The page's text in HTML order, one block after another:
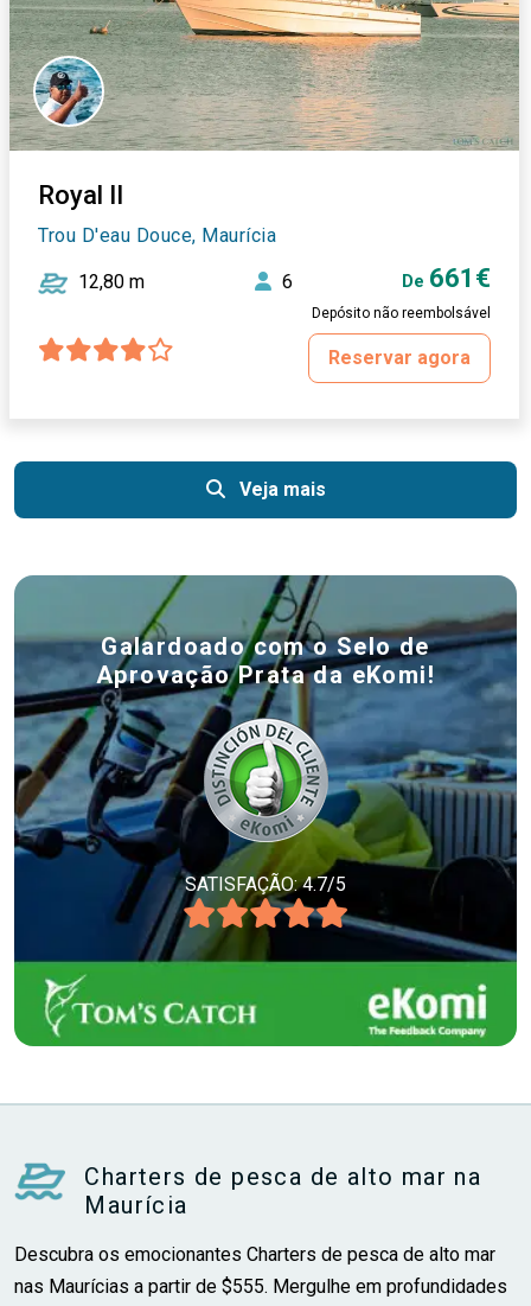
Royal II
Trou D'eau Douce, Maurícia
12,80 m 6 De 661€
Depósito não reembolsável
Reservar agora
Veja mais
Galardoado com o Selo de
Aprovação Prata da eKomi!
SATISFAÇÃO: 4.7/5
Charters de pesca de alto mar na
Maurícia
Descubra os emocionantes Charters de pesca de alto mar
nas Maurícias a partir de $555. Mergulhe em profundidades